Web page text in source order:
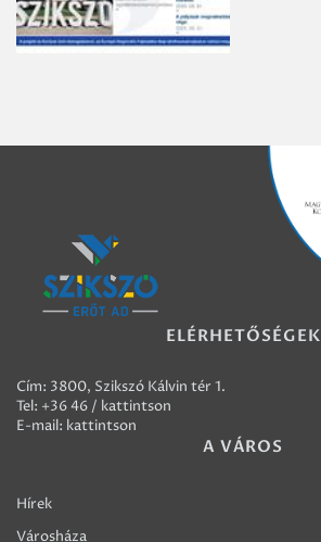
ELÉRHETŐSÉGEK
Cím: 3800, Szikszó Kálvin tér 1.
Tel: +36 46 / kattintson
E-mail: kattintson
A VÁROS
Hírek
Városháza